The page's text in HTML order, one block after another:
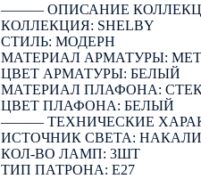
――― ОПИСАНИЕ
КОЛЛЕКЦИЯ: SHELBY
СТИЛЬ: МОДЕРН
МАТЕРИАЛ АРМАТУРЫ:
ЦВЕТ АРМАТУРЫ: БЕЛЫЙ
МАТЕРИАЛ ПЛАФОНА:
ЦВЕТ ПЛАФОНА: БЕЛЫЙ
――― ТЕХНИЧЕСКИЕ
ИСТОЧНИК СВЕТА:
КОЛ-ВО ЛАМП: 3ШТ
ТИП ПАТРОНА: E27